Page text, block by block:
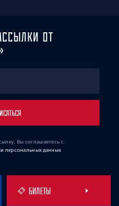
ОТ
Вы соглашаетесь с
персональных данных
БИЛЕТЫ